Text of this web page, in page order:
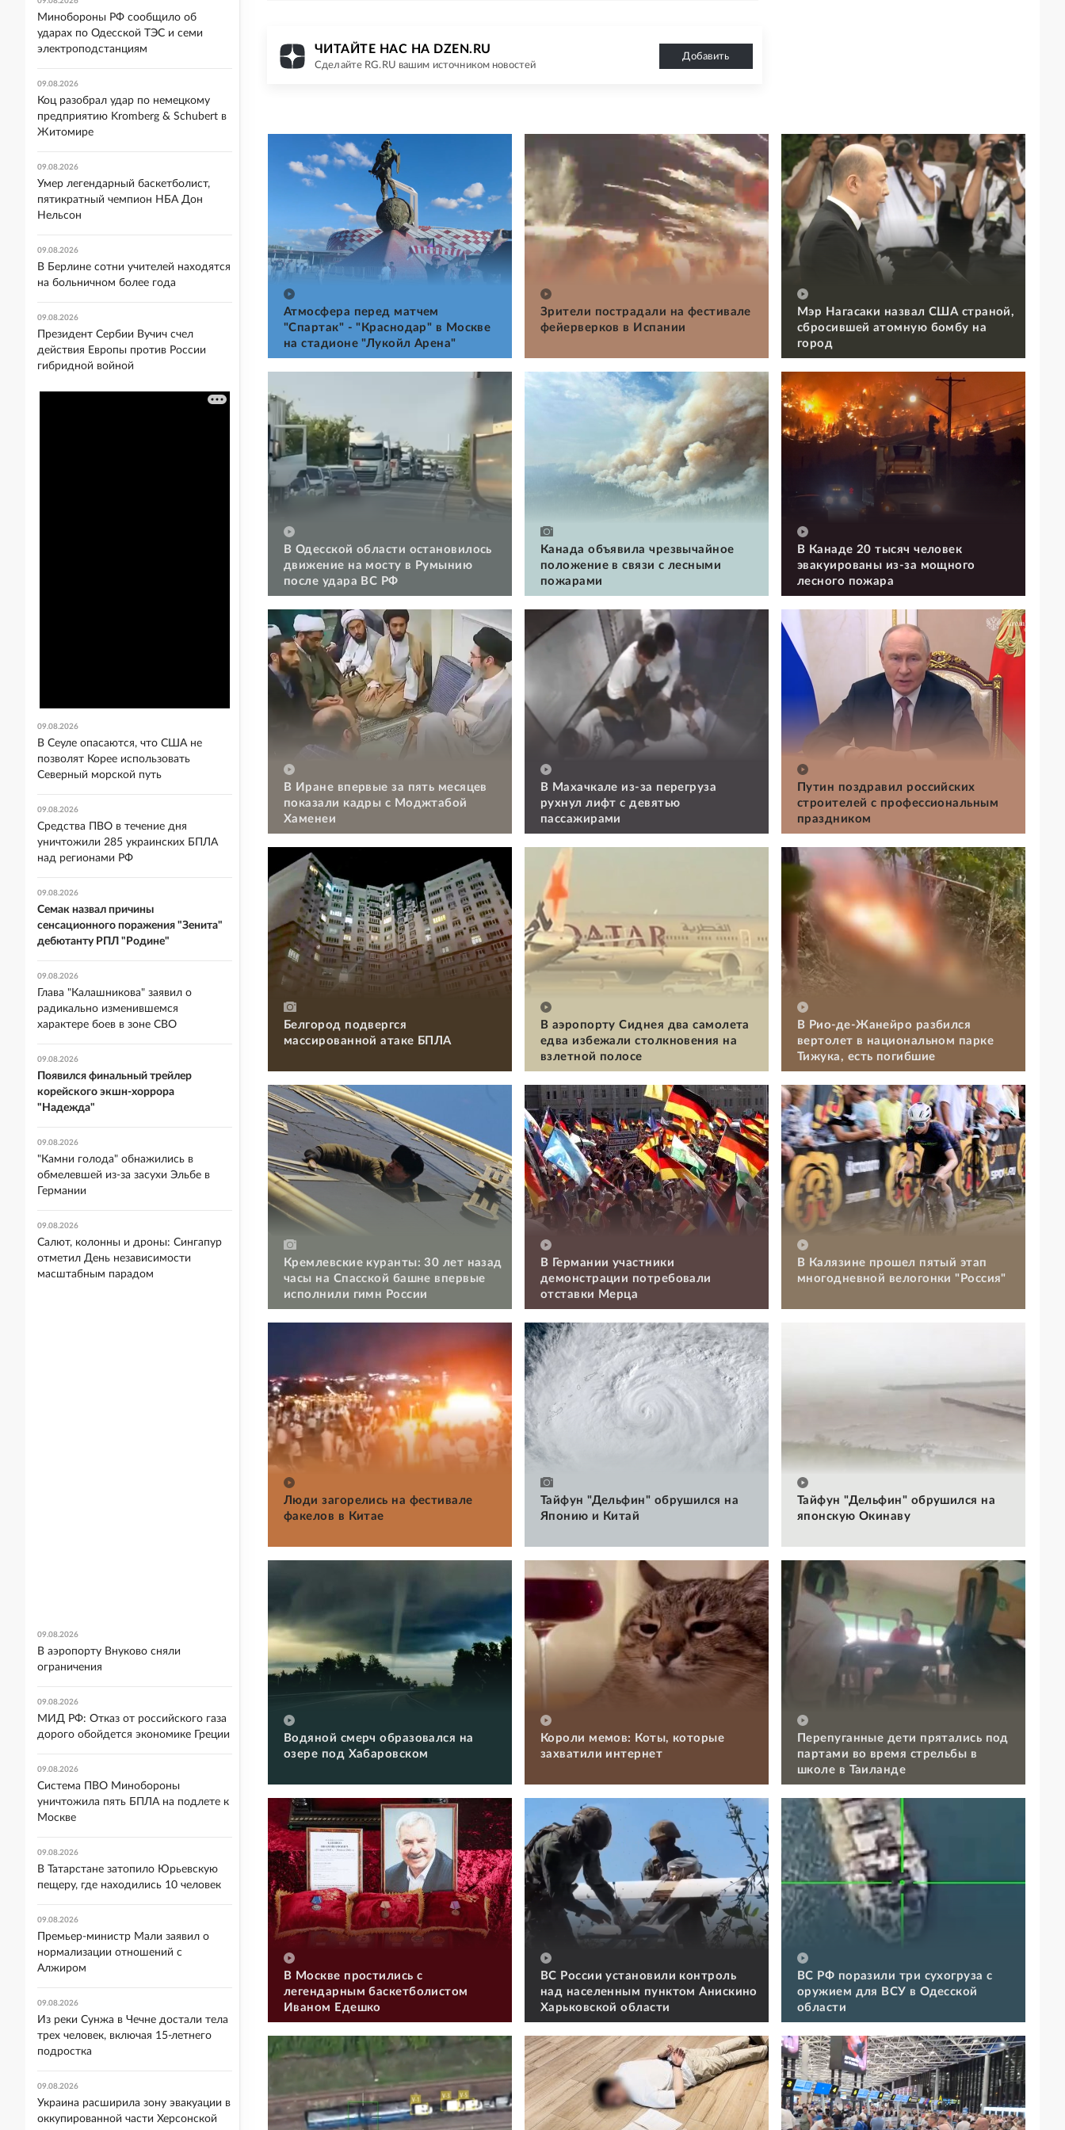
ЧИТАЙТЕ НАС НА DZEN.RU
Сделайте RG.RU вашим источником новостей
Добавить
Атмосфера перед матчем
"Спартак" - "Краснодар" в Москве
на стадионе "Лукойл Арена"
Зрители пострадали на фестивале
фейерверков в Испании
Мэр Нагасаки назвал США страной,
сбросившей атомную бомбу на
город
В Одесской области остановилось
движение на мосту в Румынию
после удара ВС РФ
Канада объявила чрезвычайное
положение в связи с лесными
пожарами
В Канаде 20 тысяч человек
эвакуированы из-за мощного
лесного пожара
В Иране впервые за пять месяцев
показали кадры с Моджтабой
Хаменеи
В Махачкале из-за перегруза
рухнул лифт с девятью
пассажирами
Путин поздравил российских
строителей с профессиональным
праздником
Белгород подвергся
массированной атаке БПЛА
В аэропорту Сиднея два самолета
едва избежали столкновения на
взлетной полосе
В Рио-де-Жанейро разбился
вертолет в национальном парке
Тижука, есть погибшие
Кремлевские куранты: 30 лет назад
часы на Спасской башне впервые
исполнили гимн России
В Германии участники
демонстрации потребовали
отставки Мерца
В Калязине прошел пятый этап
многодневной велогонки "Россия"
Люди загорелись на фестивале
факелов в Китае
Тайфун "Дельфин" обрушился на
Японию и Китай
Тайфун "Дельфин" обрушился на
японскую Окинаву
Водяной смерч образовался на
озере под Хабаровском
Короли мемов: Коты, которые
захватили интернет
Перепуганные дети прятались под
партами во время стрельбы в
школе в Таиланде
В Москве простились с
легендарным баскетболистом
Иваном Едешко
ВС России установили контроль
над населенным пунктом Анискино
Харьковской области
ВС РФ поразили три сухогруза с
оружием для ВСУ в Одесской
области
Минобороны РФ сообщило об
ударах по Одесской ТЭС и семи
электроподстанциям
09.08.2026
Коц разобрал удар по немецкому
предприятию Kromberg & Schubert в
Житомире
09.08.2026
Умер легендарный баскетболист,
пятикратный чемпион НБА Дон
Нельсон
09.08.2026
В Берлине сотни учителей находятся
на больничном более года
09.08.2026
Президент Сербии Вучич счел
действия Европы против России
гибридной войной
09.08.2026
В Сеуле опасаются, что США не
позволят Корее использовать
Северный морской путь
09.08.2026
Средства ПВО в течение дня
уничтожили 285 украинских БПЛА
над регионами РФ
09.08.2026
Семак назвал причины
сенсационного поражения "Зенита"
дебютанту РПЛ "Родине"
09.08.2026
Глава "Калашникова" заявил о
радикально изменившемся
характере боев в зоне СВО
09.08.2026
Появился финальный трейлер
корейского экшн-хоррора
"Надежда"
09.08.2026
"Камни голода" обнажились в
обмелевшей из-за засухи Эльбе в
Германии
09.08.2026
Салют, колонны и дроны: Сингапур
отметил День независимости
масштабным парадом
09.08.2026
В аэропорту Внуково сняли
ограничения
09.08.2026
МИД РФ: Отказ от российского газа
дорого обойдется экономике Греции
09.08.2026
Система ПВО Минобороны
уничтожила пять БПЛА на подлете к
Москве
09.08.2026
В Татарстане затопило Юрьевскую
пещеру, где находились 10 человек
09.08.2026
Премьер-министр Мали заявил о
нормализации отношений с
Алжиром
09.08.2026
Из реки Сунжа в Чечне достали тела
трех человек, включая 15-летнего
подростка
09.08.2026
Украина расширила зону эвакуации в
оккупированной части Херсонской